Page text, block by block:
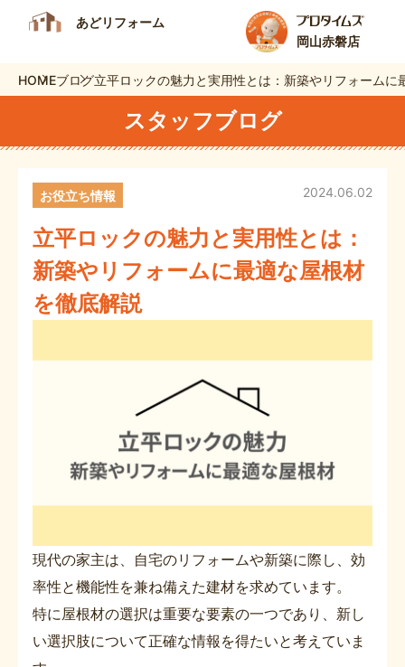
あどリフォーム
岡山赤磐店
HOMEブログ立平ロックの魅力と実用性とは：新築やリフォームに
スタッフブログ
立平ロックの魅力と実用性とは：
新築やリフォームに最適な屋根材
を徹底解説
2024.06.02
お役立ち情報
現代の家主は、自宅のリフォームや新築に際し、効
率性と機能性を兼ね備えた建材を求めています。
特に屋根材の選択は重要な要素の一つであり、新し
い選択肢について正確な情報を得たいと考えていま